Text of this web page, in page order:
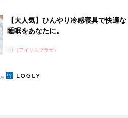
【大人気】ひんやり冷感寝具で快適な
睡眠をあなたに。
PR（アイリスプラザ）